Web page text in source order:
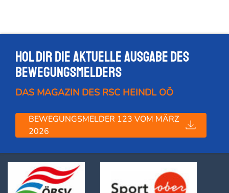
Hol dir die Aktuelle Ausgabe des
Bewegungsmelders
DAS MAGAZIN DES RSC HEINDL OÖ
BEWEGUNGSMELDER 123 VOM MÄRZ
2026